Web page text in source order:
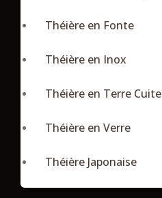
Théière en Fonte
Théière en Inox
Théière en Terre Cuite
Théière en Verre
Théière Japonaise